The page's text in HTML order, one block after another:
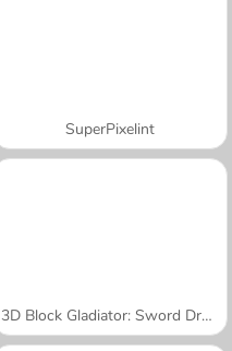
SuperPixelint
3D Block Gladiator: Sword Draw